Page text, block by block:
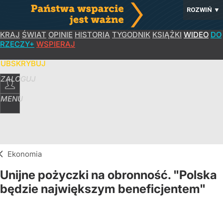
ROZWIŃ ▼
KRAJ ŚWIAT OPINIE HISTORIA TYGODNIK KSIĄŻKI WIDEO DO
RZECZY+ WSPIERAJ
ZALOGUJ
MENU
Ekonomia
Unijne pożyczki na obronność. "Polska
będzie największym beneficjentem"